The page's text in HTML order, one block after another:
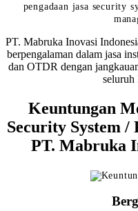
pengadaan jasa security
PT. Mabruka Inovasi
berpengalaman dalam jasa
dan OTDR dengan
seluruh
Keuntungan
Security System
PT. Mabruka